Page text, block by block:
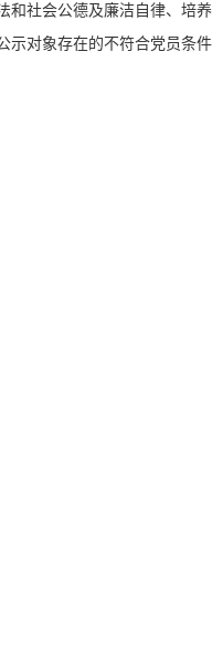
社会公德及廉洁自律、培
示对象存在的不符合党员条